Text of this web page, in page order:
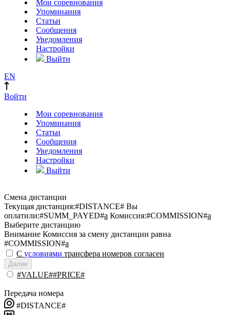
Мои соревнования
Упоминания
Статьи
Сообщения
Уведомления
Настройки
Выйти
EN
Войти
Мои соревнования
Упоминания
Статьи
Сообщения
Уведомления
Настройки
Выйти
Смена дистанции
Текущая дистанция:#DISTANCE# Вы
оплатили:#SUMM_PAYED#a Комиссия:#COMMISSION#a
Выберите дистанцию
Внимание Комиссия за смену дистанции равна
#COMMISSION#a
С условиями трансфера номеров согласен
Далее
#VALUE##PRICE#
Передача номера
#DISTANCE#